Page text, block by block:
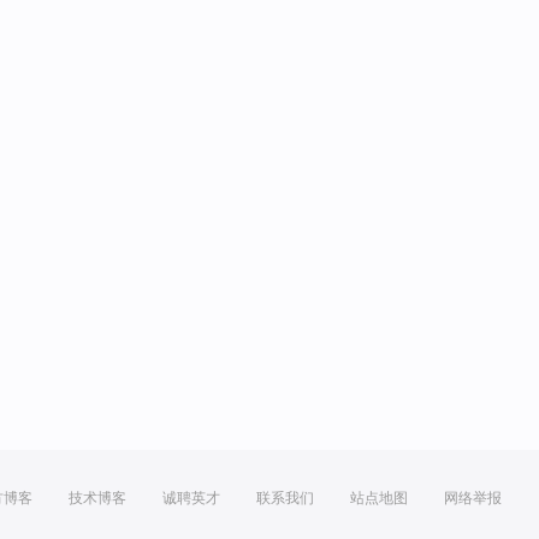
博客 技术博客 诚聘英才 联系我们 站点地图 网络举报